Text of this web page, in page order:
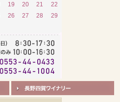
19 20 21
22
26 27 28
29